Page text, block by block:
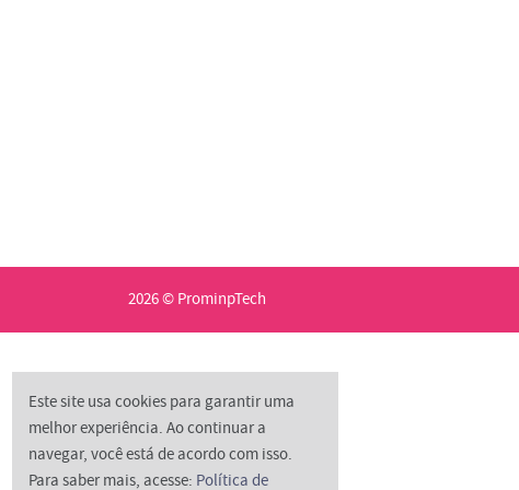
2026 © ProminpTech
Este site usa cookies para garantir uma
melhor experiência. Ao continuar a
navegar, você está de acordo com isso.
Para saber mais, acesse: Política de